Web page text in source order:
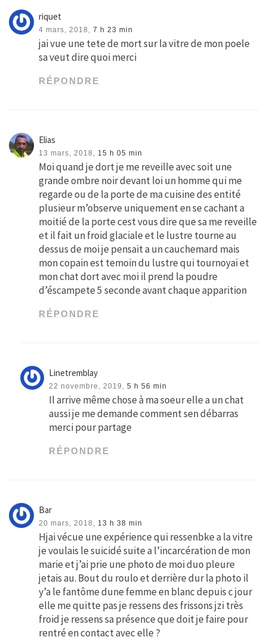
riquet
4 mars, 2018, 7 h 23 min
jai vue une tete de mort sur la vitre de mon poele
sa veut dire quoi merci
RÉPONDRE
Elias
13 mars, 2018, 15 h 05 min
Moi quand je dort je me reveille avec soit une
grande ombre noir devant loi un homme qui me
regarde ou de la porte de ma cuisine des entité
plusieur m’observe uniquement en se cachant a
moitié de la porte cest vous dire que sa me reveille
et il fait un froid glaciale et le lustre tourne au
dessus de moi je pensait a un cauchemard mais
mon copain est temoin du lustre qui tournoyai et
mon chat dort avec moi il prend la poudre
d’éscampete 5 seconde avant chaque apparition
RÉPONDRE
Linetremblay
22 novembre, 2019, 5 h 56 min
Il arrive même chose à ma soeur elle a un chat
aussi je me demande comment sen débarras
merci pour partage
RÉPONDRE
Bar
20 mars, 2018, 13 h 38 min
Hjai vécue une expérience qui ressenbke a la vitre
je voulais le suicidé suite a l’incarcération de mon
marie et j’ai prie une photo de moi duo pleure
jetais au. Bout du roulo et derrière dur la photo il
y’a le fantôme dune femme en blanc depuis c jour
elle me quitte pas je ressens des frissons jzi très
froid je ressens sa présence que doit je faire pour
rentré en contact avec elle ?